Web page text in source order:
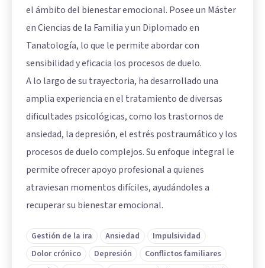
el ámbito del bienestar emocional. Posee un Máster
en Ciencias de la Familia y un Diplomado en
Tanatología, lo que le permite abordar con
sensibilidad y eficacia los procesos de duelo.
A lo largo de su trayectoria, ha desarrollado una
amplia experiencia en el tratamiento de diversas
dificultades psicológicas, como los trastornos de
ansiedad, la depresión, el estrés postraumático y los
procesos de duelo complejos. Su enfoque integral le
permite ofrecer apoyo profesional a quienes
atraviesan momentos difíciles, ayudándoles a
recuperar su bienestar emocional.
Gestión de la ira Ansiedad
Impulsividad
Dolor crónico
Depresión
Conflictos familiares